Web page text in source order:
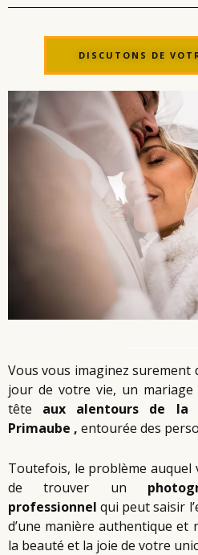
DISCUTONS DE
Vous vous imaginez surement
jour de votre vie, un
tête aux alentours de la
Primaube , entourée des
Toutefois, le problème
de trouver un
professionnel qui peut saisir
d’une manière authentique et
la beauté et la joie de votre